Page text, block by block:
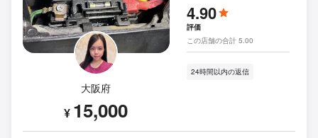
大阪府
¥ 15,000
4.90
評価
この店舗の合計 5.00
24時間以内の返信